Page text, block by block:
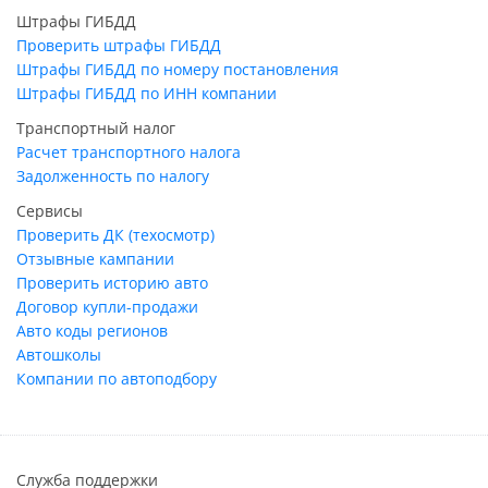
Штрафы ГИБДД
Проверить штрафы ГИБДД
Штрафы ГИБДД по номеру постановления
Штрафы ГИБДД по ИНН компании
Транспортный налог
Расчет транспортного налога
Задолженность по налогу
Сервисы
Проверить ДК (техосмотр)
Отзывные кампании
Проверить историю авто
Договор купли-продажи
Авто коды регионов
Автошколы
Компании по автоподбору
Служба поддержки